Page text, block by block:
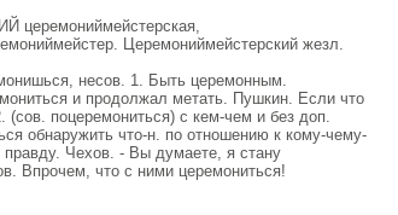
Церемониймейстерский жезл.
несов. 1. Быть церемонным.
и продолжал метать. Пушкин. Если что
(сов. поцеремониться) с кем-чем и без доп.
обнаружить что-н. по отношению к кому-чему-
Чехов. - Вы думаете, я стану
Впрочем, что с ними церемониться!